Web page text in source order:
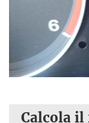
Calcola